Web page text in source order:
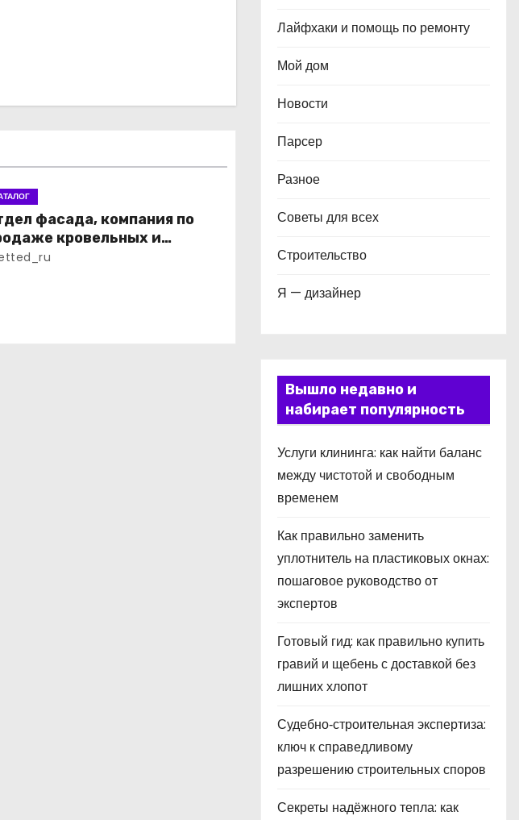
фасада, компания по
кровельных и
материалов
Лайфхаки и помощь по ремонту
Мой дом
Новости
Парсер
Разное
Советы для всех
Строительство
Я — дизайнер
Вышло недавно и
набирает популярность
Услуги клининга: как найти баланс
между чистотой и свободным
временем
Как правильно заменить
уплотнитель на пластиковых окнах:
пошаговое руководство от
экспертов
Готовый гид: как правильно купить
гравий и щебень с доставкой без
лишних хлопот
Судебно‑строительная экспертиза:
ключ к справедливому
разрешению строительных споров
Секреты надёжного тепла: как